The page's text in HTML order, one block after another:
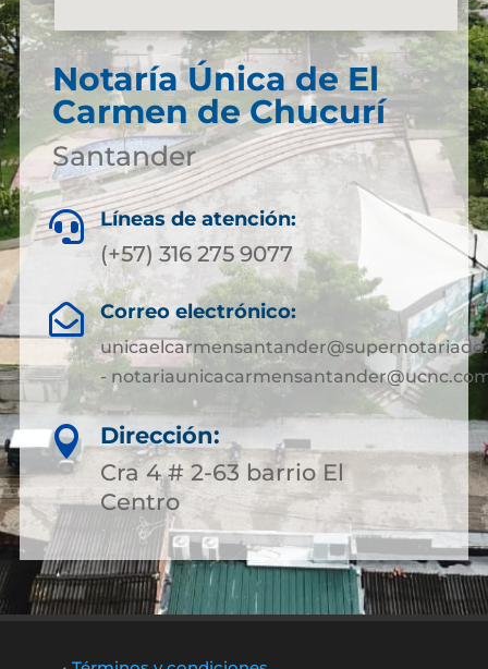
Notaría Única de El
Carmen de Chucurí
Santander
 Líneas de atención:
(+57) 316 275 9077
 Correo electrónico:
-

Dirección:
Cra 4 # 2-63 barrio El
Centro